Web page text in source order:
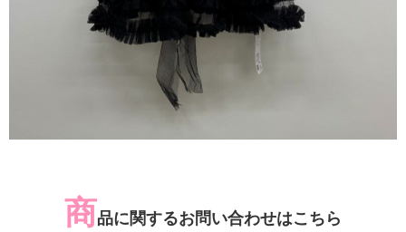
商品に関するお問い合わせはこちら